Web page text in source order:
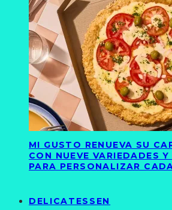
MI GUSTO RENUEVA SU
CON NUEVE VARIEDADES
PARA PERSONALIZAR
DELICATESSEN